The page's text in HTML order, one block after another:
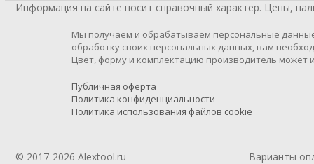
Информация на сайте носит справочный характер. Цены,
Мы получаем и обрабатываем персональные данные
обработку своих персональных данных, вам
Цвет, форму и комплектацию производитель может
Публичная оферта
Политика конфиденциальности
Политика использования файлов cookie
© 2017-2026 Alextool.ru Варианты